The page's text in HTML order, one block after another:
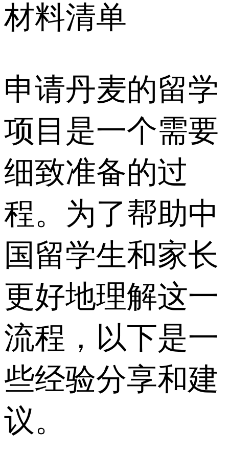
材料清单
申请丹麦的留学
项目是一个需要
细致准备的过
程。为了帮助中
国留学生和家长
更好地理解这一
流程，以下是一
些经验分享和建
议。